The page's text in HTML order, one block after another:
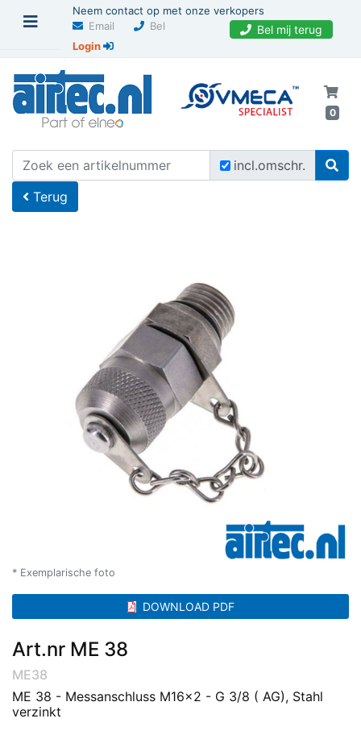
Neem contact op met onze verkopers
Email
Bel Bel mij terug
Login
0
incl.omschr.
U bevindt zich hier Home
Terug
* Exemplarische foto
DOWNLOAD PDF
Art.nr ME 38
ME38
ME 38 - Messanschluss M16x2 - G 3/8 ( AG), Stahl
verzinkt